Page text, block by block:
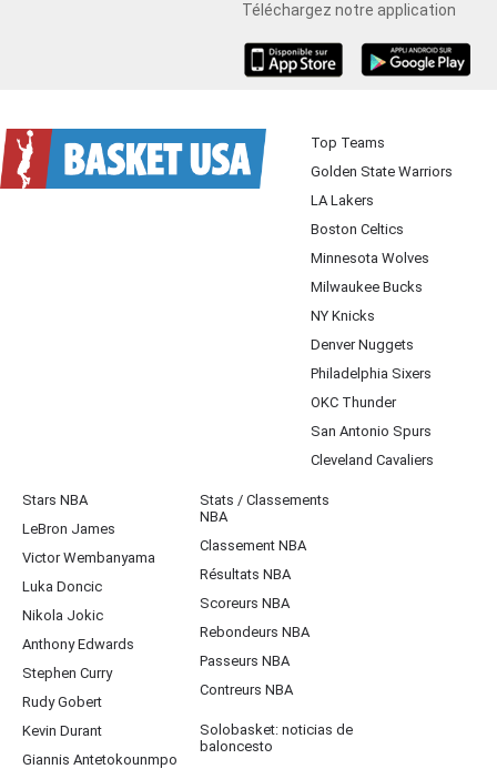
Téléchargez notre application
Top Teams
Golden State Warriors
LA Lakers
Boston Celtics
Minnesota Wolves
Milwaukee Bucks
NY Knicks
Denver Nuggets
Philadelphia Sixers
OKC Thunder
San Antonio Spurs
Cleveland Cavaliers
Stars NBA
LeBron James
Victor Wembanyama
Luka Doncic
Nikola Jokic
Anthony Edwards
Stephen Curry
Rudy Gobert
Kevin Durant
Giannis Antetokounmpo
Stats / Classements
NBA
Classement NBA
Résultats NBA
Scoreurs NBA
Rebondeurs NBA
Passeurs NBA
Contreurs NBA
Solobasket: noticias de
baloncesto